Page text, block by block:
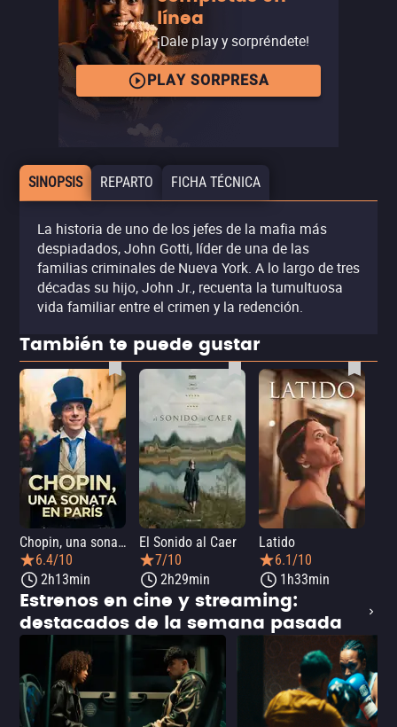
línea
¡Dale play y sorpréndete!
PLAY SORPRESA
SINOPSIS REPARTO FICHA TÉCNICA
La historia de uno de los jefes de la mafia más
despiadados, John Gotti, líder de una de las
familias criminales de Nueva York. A lo largo de tres
décadas su hijo, John Jr., recuenta la tumultuosa
vida familiar entre el crimen y la redención.
También te puede gustar
Chopin, una sonata en París
6.4/10
2h13min
El Sonido al Caer
7/10
2h29min
Latido
6.1/10
1h33min
Estrenos en cine y streaming:
destacados de la semana pasada